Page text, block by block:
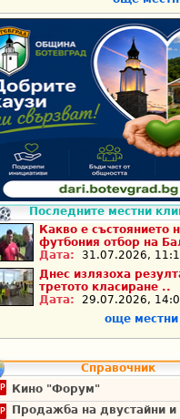
Последните местни
Какво е състоянието
футбония отбор на
Дата:
31.07.2026,
Днес излязоха
третото класиране ..
Дата:
29.07.2026,
още местни
Справочник
Кино "Форум"
Продажба на двустайни и